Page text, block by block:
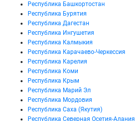
Республика Башкортостан
Республика Бурятия
Республика Дагестан
Республика Ингушетия
Республика Калмыкия
Республика Карачаево-Черкессия
Республика Карелия
Республика Коми
Республика Крым
Республика Марий Эл
Республика Мордовия
Республика Саха (Якутия)
Республика Северная Осетия-Алания